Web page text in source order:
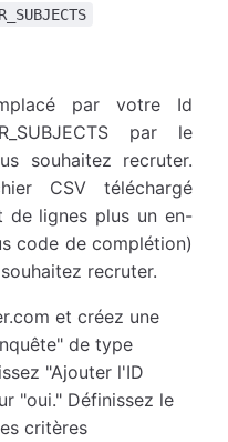
par votre Id
par le
souhaitez recruter.
CSV téléchargé
de lignes plus un en-
code de complétion)
recruter.
et créez une
de type
"Ajouter l'ID
"oui." Définissez le
critères